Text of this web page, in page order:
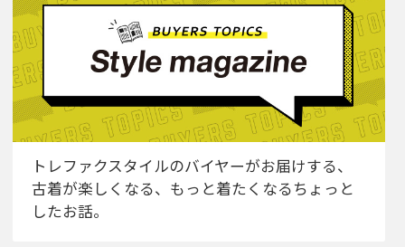
トレファクスタイルのバイヤーがお届けする、
古着が楽しくなる、もっと着たくなるちょっと
したお話。